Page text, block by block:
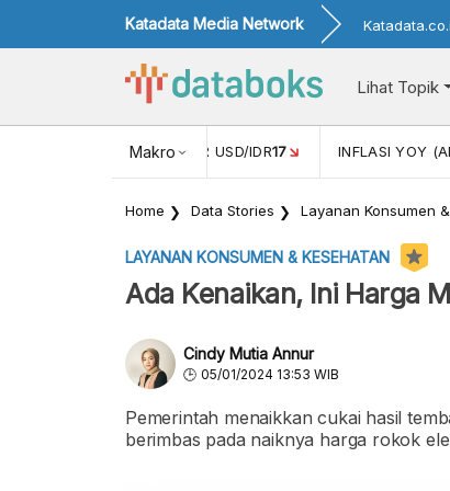
Katadata Media Network
Lihat Topik
Makro
NILAI TUKAR USD/IDR17 INFLASI YOY
Home Data Stories Layanan Konsumen
LAYANAN KONSUMEN & KESEHATAN
Ada Kenaikan, Ini Harga
Cindy Mutia Annur
05/01/2024 13:53 WIB
Pemerintah menaikkan cukai hasil
berimbas pada naiknya harga rokok